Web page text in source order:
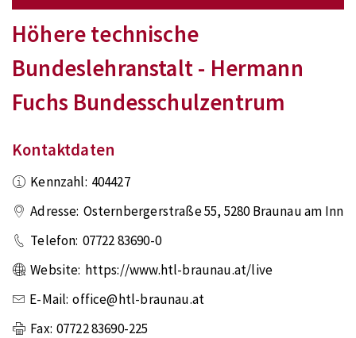
Höhere technische
Bundeslehranstalt - Hermann
Fuchs Bundesschulzentrum
Kontaktdaten
Kennzahl: 404427
Adresse: Osternbergerstraße 55, 5280 Braunau am Inn
Telefon: 07722 83690-0
Website: https://www.htl-braunau.at/live
E-Mail: office@htl-braunau.at
Fax: 07722 83690-225